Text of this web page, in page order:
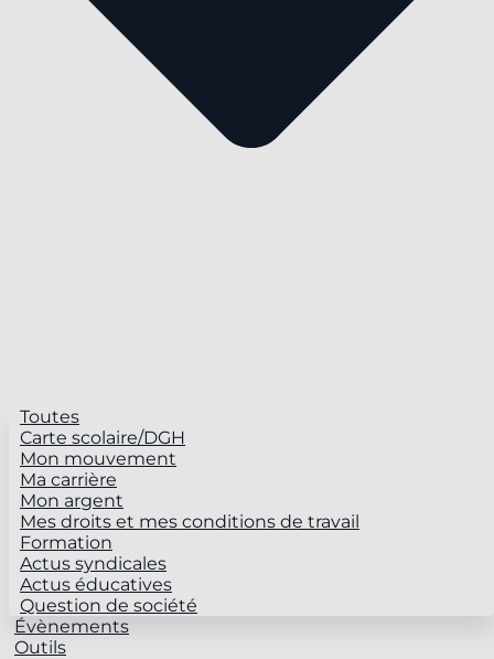
Toutes
Carte scolaire/DGH
Mon mouvement
Ma carrière
Mon argent
Mes droits et mes conditions de travail
Formation
Actus syndicales
Actus éducatives
Question de société
Évènements
Outils